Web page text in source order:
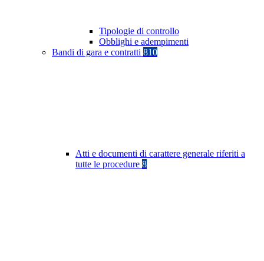
Tipologie di controllo
Obblighi e adempimenti
Bandi di gara e contratti 810
Atti e documenti di carattere generale riferiti a
tutte le procedure 8